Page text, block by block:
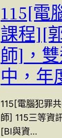
115[電
課程][
師]，
中，年
115[電腦犯罪
師] 115三等資
[BI與資…